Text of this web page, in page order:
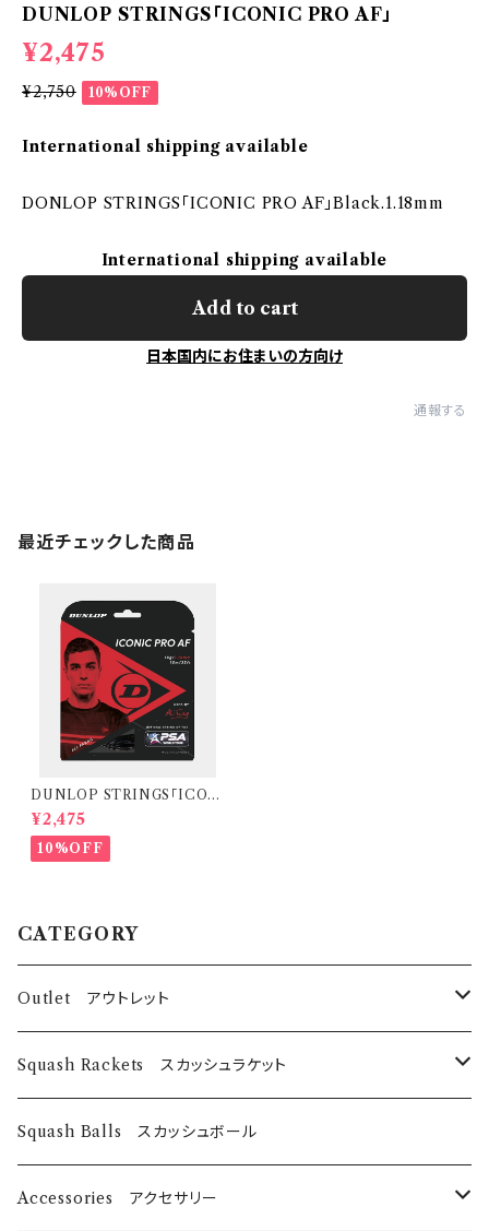
DUNLOP STRINGS「ICONIC PRO AF」
¥2,475
¥2,750 10%OFF
International shipping available
DONLOP STRINGS「ICONIC PRO AF」Black.1.18mm
International shipping available
Add to cart
日本国内にお住まいの方向け
通報する
最近チェックした商品
DUNLOP STRINGS「ICON
IC PRO AF」
¥2,475
10%OFF
CATEGORY
Outlet アウトレット
スカッシュラケット
EyeRackets
DUNLOP
パデルバット
レディースウェア
Squash Rackets スカッシュラケット
EyeRackets
Harrow
Squash Balls スカッシュボール
Accessories アクセサリー